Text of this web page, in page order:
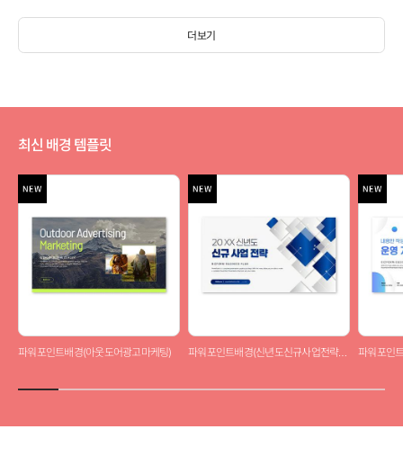
더보기
획서)
서)
서)
최신 배경 템플릿
파워포인트배경(아웃도어광고마케팅) 파워포인트배경(신년도신규사업전략제안서) 파워포인